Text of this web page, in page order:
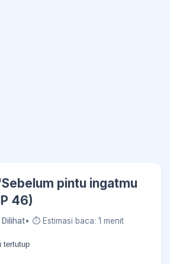
pintu ingatmu
46)
• ⏱ Estimasi baca: 1 menit
tertutup